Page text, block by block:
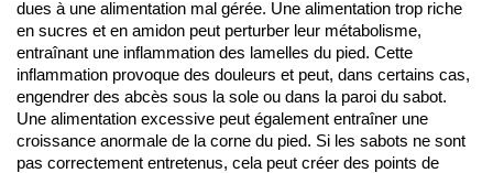
dues à une alimentation mal gérée. Une alimentation trop riche
en sucres et en amidon peut perturber leur métabolisme,
entraînant une inflammation des lamelles du pied. Cette
inflammation provoque des douleurs et peut, dans certains cas,
engendrer des abcès sous la sole ou dans la paroi du sabot.
Une alimentation excessive peut également entraîner une
croissance anormale de la corne du pied. Si les sabots ne sont
pas correctement entretenus, cela peut créer des points de